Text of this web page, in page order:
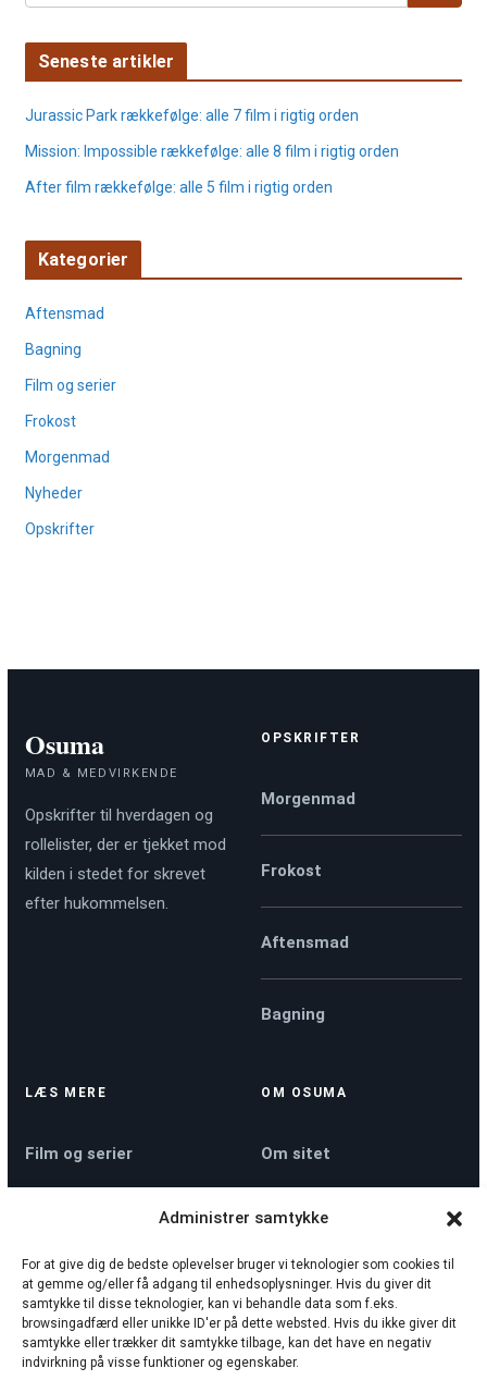
Administrer samtykke
For at give dig de bedste oplevelser bruger vi teknologier som cookies til
at gemme og/eller få adgang til enhedsoplysninger. Hvis du giver dit
samtykke til disse teknologier, kan vi behandle data som f.eks.
browsingadfærd eller unikke ID'er på dette websted. Hvis du ikke giver dit
samtykke eller trækker dit samtykke tilbage, kan det have en negativ
indvirkning på visse funktioner og egenskaber.
Seneste artikler
Jurassic Park rækkefølge: alle 7 film i rigtig orden
Mission: Impossible rækkefølge: alle 8 film i rigtig orden
After film rækkefølge: alle 5 film i rigtig orden
Kategorier
Aftensmad
Bagning
Film og serier
Frokost
Morgenmad
Nyheder
Opskrifter
Osuma
MAD & MEDVIRKENDE
Opskrifter til hverdagen og
rollelister, der er tjekket mod
kilden i stedet for skrevet
efter hukommelsen.
OPSKRIFTER
Morgenmad
Frokost
Aftensmad
Bagning
LÆS MERE
Film og serier
Nyheder
Sådan tjekker vi
OM OSUMA
Om sitet
Kontakt
Privatlivspolitik
Cookiepolitik